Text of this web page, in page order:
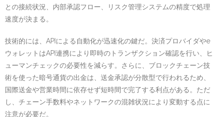
との接続状況、内部承認フロー、リスク管理システムの精度で処理
速度が決まる。
技術的には、APIによる自動化が迅速化の鍵だ。決済プロバイダやe
ウォレットはAPI連携により即時のトランザクション確認を行い、ヒ
ューマンチェックの必要性を減らす。さらに、ブロックチェーン技
術を使った暗号通貨の出金は、送金承認が分散型で行われるため、
国際送金や営業時間に依存せず短時間で完了する利点がある。ただ
し、チェーン手数料やネットワークの混雑状況により変動する点に
注意が必要だ。